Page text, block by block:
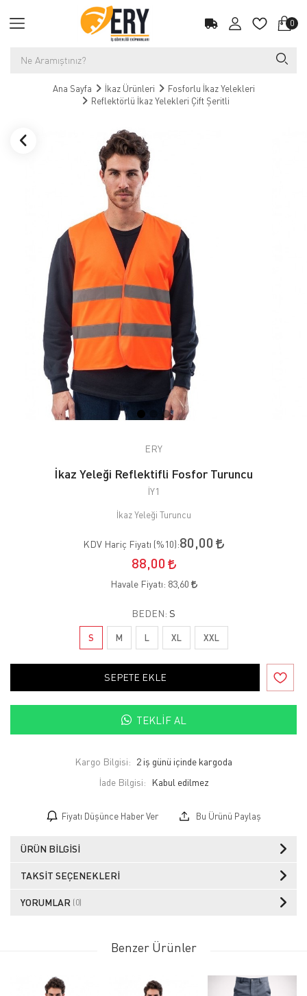
0
Ana Sayfa İkaz Ürünleri
Fosforlu İkaz Yelekleri
Reflektörlü İkaz Yelekleri Çift Şeritli
ERY
İkaz Yeleği Reflektifli Fosfor Turuncu
İY1
İkaz Yeleği Turuncu
KDV Hariç Fiyatı (%10):80,00
88,00
Havale Fiyatı: 83,60
BEDEN: S
S M L XL XXL
SEPETE EKLE
TEKLIF AL
Kargo Bilgisi: 2 iş günü içinde kargoda
İade Bilgisi:
Fiyatı Düşünce Haber Ver Bu Ürünü Paylaş
ÜRÜN BILGISI
TAKSIT SEÇENEKLERI
YORUMLAR (0)
Benzer Ürünler